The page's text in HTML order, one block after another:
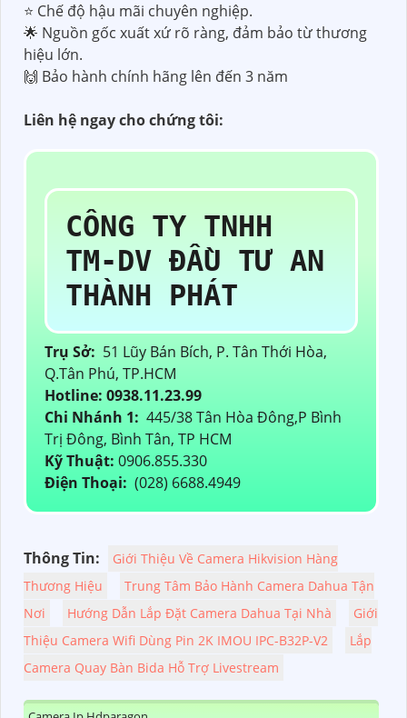
⭐ Chế độ hậu mãi chuyên nghiệp.
🌟 Nguồn gốc xuất xứ rõ ràng, đảm bảo từ thương
hiệu lớn.
🙌 Bảo hành chính hãng lên đến 3 năm
Liên hệ ngay cho chứng tôi:
CÔNG TY TNHH
TM-DV ĐẦU TƯ AN
THÀNH PHÁT
Trụ Sở: 51 Lũy Bán Bích, P. Tân Thới Hòa,
Q.Tân Phú, TP.HCM
Hotline: 0938.11.23.99
Chi Nhánh 1: 445/38 Tân Hòa Đông,P Bình
Trị Đông, Bình Tân, TP HCM
Kỹ Thuật: 0906.855.330
Điện Thoại: (028) 6688.4949
Thông Tin:
Giới Thiệu Về Camera Hikvision Hàng
Thương Hiệu
Trung Tâm Bảo Hành Camera Dahua Tận
Nơi
Hướng Dẫn Lắp Đặt Camera Dahua Tại Nhà
Giới
Thiệu Camera Wifi Dùng Pin 2K IMOU IPC-B32P-V2
Lắp
Camera Quay Bàn Bida Hỗ Trợ Livestream